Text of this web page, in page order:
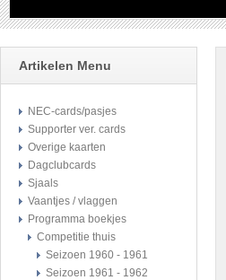
Artikelen Menu
NEC-cards/pasjes
Supporter ver. cards
Overige kaarten
Dagclubcards
Sjaals
Vaantjes / vlaggen
Programma boekjes
Competitie thuis
Seizoen 1960 - 1961
Seizoen 1961 - 1962